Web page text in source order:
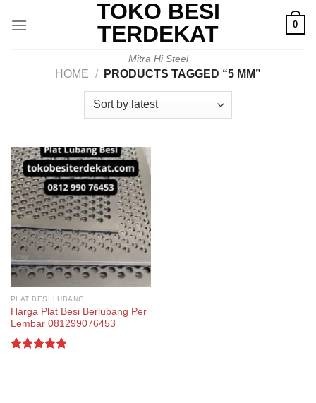
TOKO BESI
TERDEKAT
Mitra Hi Steel
0
HOME / PRODUCTS TAGGED “5 MM”
PLAT BESI LUBANG
Harga Plat Besi Berlubang Per
Lembar 081299076453